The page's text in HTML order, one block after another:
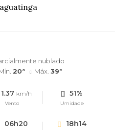
nublado
20° Máx. 39°
1.37 km/h
Vento
51%
Umidade
06h20 18h14